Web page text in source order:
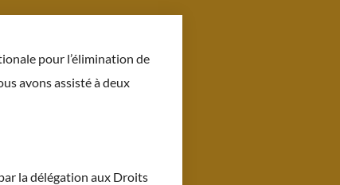
pour l’élimination de
avons assisté à deux
la délégation aux Droits